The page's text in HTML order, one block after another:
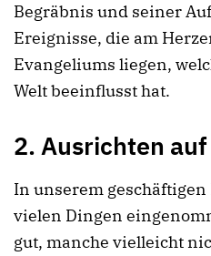
Begräbnis und seiner
Ereignisse, die am
Evangeliums liegen,
Welt beeinflusst hat.
2. Ausrichten
In unserem
vielen Dingen
gut, manche vielleicht